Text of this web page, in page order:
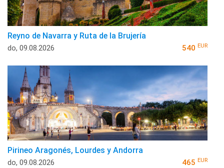
Reyno de Navarra y Ruta de la Brujería
do, 09.08.2026 540 EUR
Pirineo Aragonés, Lourdes y Andorra
do, 09.08.2026 465 EUR